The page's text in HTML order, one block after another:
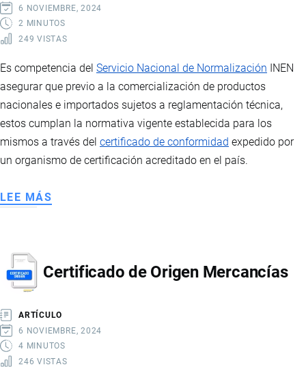
6 NOVIEMBRE, 2024
2 MINUTOS
249 VISTAS
Es competencia del Servicio Nacional de Normalización INEN
asegurar que previo a la comercialización de productos
nacionales e importados sujetos a reglamentación técnica,
estos cumplan la normativa vigente establecida para los
mismos a través del certificado de conformidad expedido por
un organismo de certificación acreditado en el país.
LEE MÁS
Certificado de Origen Mercancías
ARTÍCULO
6 NOVIEMBRE, 2024
4 MINUTOS
246 VISTAS